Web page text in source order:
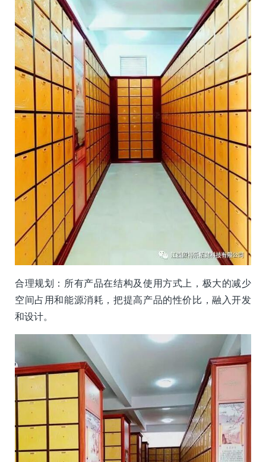
合理规划：所有产品在结构及使用方式上，极大的减少
空间占用和能源消耗，把提高产品的性价比，融入开发
和设计。